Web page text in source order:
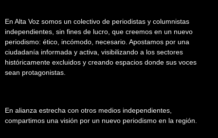
En Alta Voz somos un colectivo de periodistas y columnistas
independientes, sin fines de lucro, que creemos en un nuevo
periodismo: ético, incómodo, necesario. Apostamos por una
ciudadanía informada y activa, visibilizando a los sectores
históricamente excluidos y creando espacios donde sus voces
sean protagonistas.
En alianza estrecha con otros medios independientes,
compartimos una visión por un nuevo periodismo en la región.